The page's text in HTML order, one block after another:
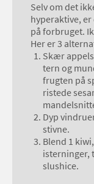
Selv om det
hyperaktive,
på forbruget.
Her er 3
Skær
tern og
frugten på
ristede
Dyp
stivne.
Blend 1
isterninger,
slushice.